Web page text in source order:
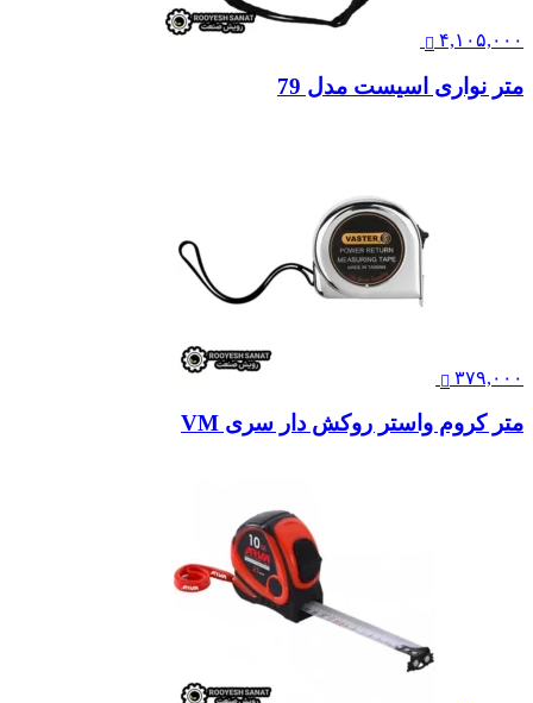
۴,۱۰۵,۰۰۰
متر نواری اسیست مدل 79
۳۷۹,۰۰۰
متر کروم واستر روکش دار سری VM